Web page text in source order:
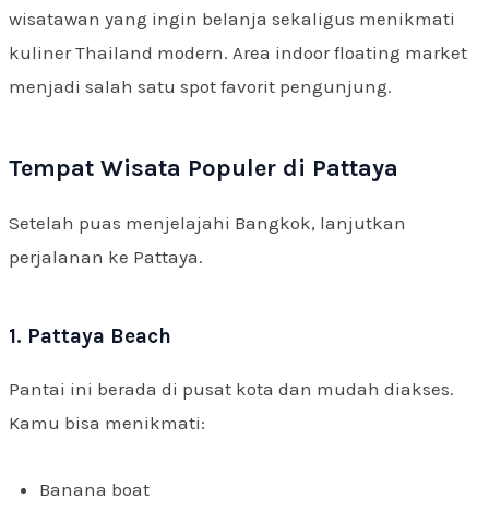
wisatawan yang ingin belanja sekaligus menikmati
kuliner Thailand modern. Area indoor floating market
menjadi salah satu spot favorit pengunjung.
Tempat Wisata Populer di Pattaya
Setelah puas menjelajahi Bangkok, lanjutkan
perjalanan ke Pattaya.
1. Pattaya Beach
Pantai ini berada di pusat kota dan mudah diakses.
Kamu bisa menikmati:
Banana boat